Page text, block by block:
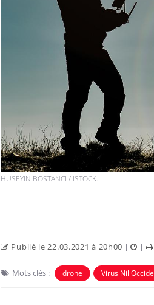
HUSEYIN BOSTANCI / ISTOCK.
Publié le 22.03.2021 à 20h00 | |
Mots clés : drone Virus Nil